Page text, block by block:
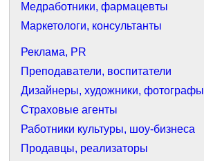
Медработники, фармацевты
Маркетологи, консультанты
Реклама, PR
Преподаватели, воспитатели
Дизайнеры, художники, фотографы
Страховые агенты
Работники культуры, шоу-бизнеса
Продавцы, реализаторы